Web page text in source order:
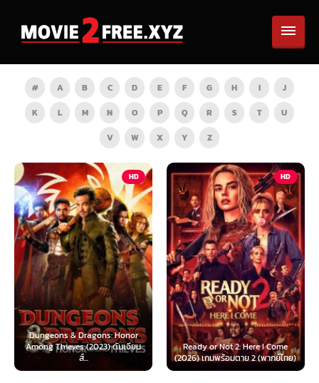
# A B C D E F G H I
J
K
L M N O P Q R S T
U
V
W X Y Z
HD
Honor
ดันเจียน
HD
Ready or Not 2: Here I Come
(2026) เกมพร้อมตาย 2 (พากย์ไทย)
Now You See Me:
(2025) อาชญากล